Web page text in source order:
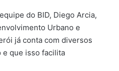
do BID, Diego Arcia,
Urbano e
já conta com diversos
e que isso facilita